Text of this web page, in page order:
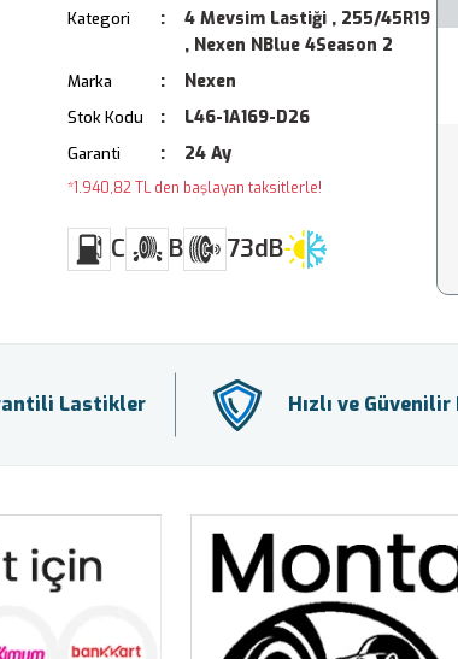
Kategori 4 Mevsim Lastiği , 255/45R19
, Nexen NBlue 4Season 2
Marka Nexen
Stok Kodu L46-1A169-D26
Garanti 24 Ay
*1.940,82 TL den başlayan taksitlerle!
C B 73dB
Lastikler Hızlı ve